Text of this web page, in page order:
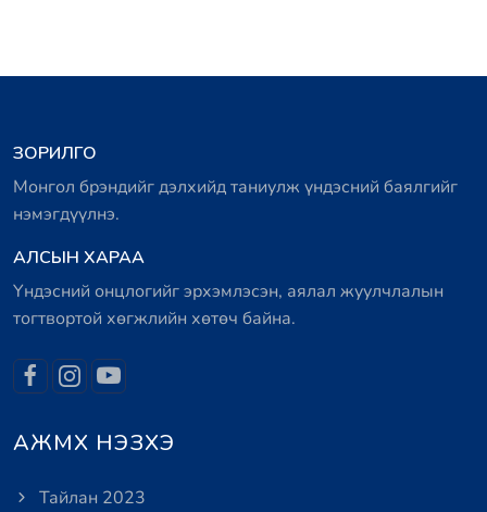
ЗОРИЛГО
Монгол брэндийг дэлхийд таниулж үндэсний баялгийг
нэмэгдүүлнэ.
АЛСЫН ХАРАА
Үндэсний онцлогийг эрхэмлэсэн, аялал жуулчлалын
тогтвортой хөгжлийн хөтөч байна.
АЖМХ НЭЗХЭ
Тайлан 2023